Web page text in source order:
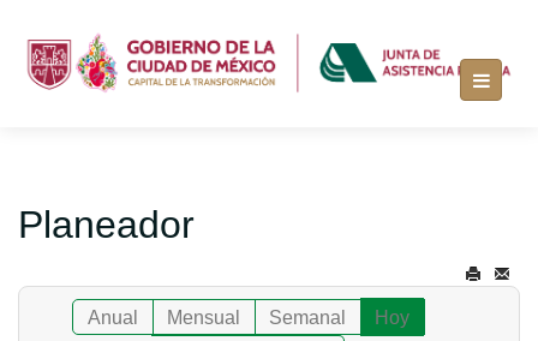
Planeador
Anual Mensual Semanal
Hoy